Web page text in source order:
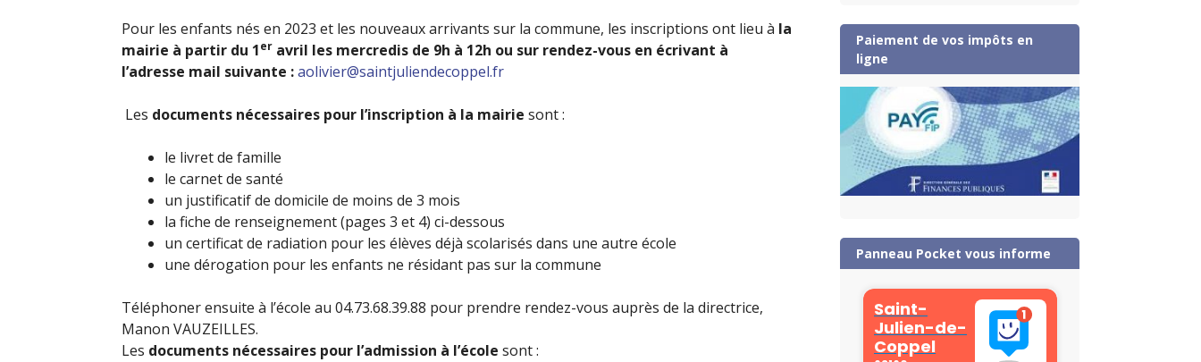
Pour les enfants nés en 2023 et les nouveaux arrivants sur la commune, les inscriptions ont lieu à la
mairie à partir du 1er avril les mercredis de 9h à 12h ou sur rendez-vous en écrivant à
l’adresse mail suivante :aolivier@saintjuliendecoppel.fr
Les documents nécessaires pour l’inscription à la mairie sont :
le livret de famille
le carnet de santé
un justificatif de domicile de moins de 3 mois
la fiche de renseignement (pages 3 et 4) ci-dessous
un certificat de radiation pour les élèves déjà scolarisés dans une autre école
une dérogation pour les enfants ne résidant pas sur la commune
Téléphoner ensuite à l’école au 04.73.68.39.88 pour prendre rendez-vous auprès de la directrice,
Manon VAUZEILLES.
Les documents nécessaires pour l’admission à l’école sont :
Paiement de vos impôts en
ligne
Panneau Pocket vous informe